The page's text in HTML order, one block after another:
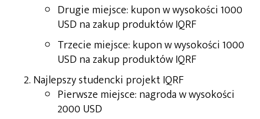
Drugie miejsce: kupon w wysokości 1000
USD na zakup produktów IQRF
Trzecie miejsce: kupon w wysokości 1000
USD na zakup produktów IQRF
Najlepszy studencki projekt IQRF
Pierwsze miejsce: nagroda w wysokości
2000 USD